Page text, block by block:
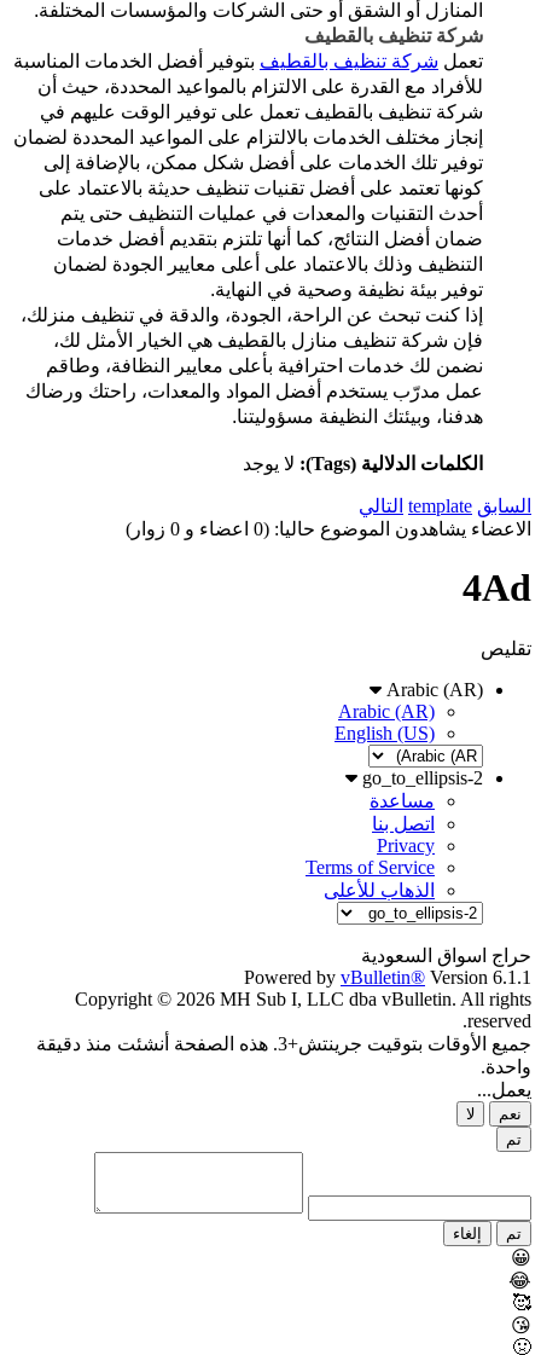
المنازل أو الشقق أو حتى الشركات والمؤسسات المختلفة.
شركة تنظيف بالقطيف
تعمل شركة تنظيف بالقطيف بتوفير أفضل الخدمات المناسبة
للأفراد مع القدرة على الالتزام بالمواعيد المحددة، حيث أن
شركة تنظيف بالقطيف تعمل على توفير الوقت عليهم في
إنجاز مختلف الخدمات بالالتزام على المواعيد المحددة لضمان
توفير تلك الخدمات على أفضل شكل ممكن، بالإضافة إلى
كونها تعتمد على أفضل تقنيات تنظيف حديثة بالاعتماد على
أحدث التقنيات والمعدات في عمليات التنظيف حتى يتم
ضمان أفضل النتائج، كما أنها تلتزم بتقديم أفضل خدمات
التنظيف وذلك بالاعتماد على أعلى معايير الجودة لضمان
توفير بيئة نظيفة وصحية في النهاية.
إذا كنت تبحث عن الراحة، الجودة، والدقة في تنظيف منزلك،
فإن شركة تنظيف منازل بالقطيف هي الخيار الأمثل لك،
نضمن لك خدمات احترافية بأعلى معايير النظافة، وطاقم
عمل مدرّب يستخدم أفضل المواد والمعدات، راحتك ورضاك
هدفنا، وبيئتك النظيفة مسؤوليتنا.
الكلمات الدلالية (Tags): لا يوجد
السابق template التالي
الاعضاء يشاهدون الموضوع حاليا: (0 اعضاء و 0 زوار)
4Ad
تقليص
Arabic (AR)
Arabic (AR)
English (US)
go_to_ellipsis-2
مساعدة
اتصل بنا
Privacy
Terms of Service
الذهاب للأعلى
حراج اسواق السعودية
Powered by vBulletin® Version 6.1.1
Copyright © 2026 MH Sub I, LLC dba vBulletin. All rights
reserved.
جميع الأوقات بتوقيت جرينتش+3. هذه الصفحة أنشئت منذ دقيقة
واحدة.
يعمل...
نعم
لا
تم
تم إلغاء
😀
😂
🥰
😘
🤢